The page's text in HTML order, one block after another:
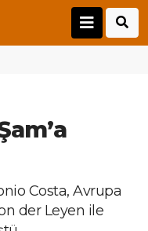
Costa, Avrupa
der Leyen ile